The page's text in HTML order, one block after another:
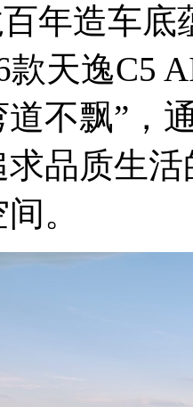
年造车
款天逸C5
不飘”，
品质生
。